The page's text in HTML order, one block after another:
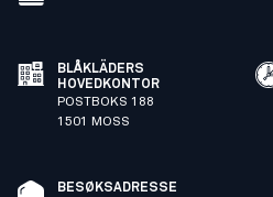
BLÅKLÄDERS
HOVEDKONTOR
POSTBOKS 188
1501 MOSS
BESØKSADRESSE